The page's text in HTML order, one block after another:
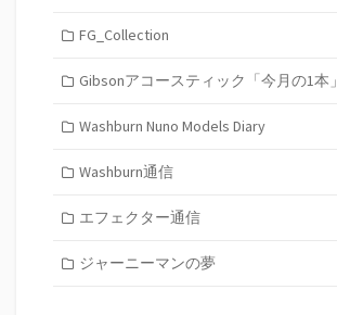
FG_Collection
Gibsonアコースティック「今月の1本」
Washburn Nuno Models Diary
Washburn通信
エフェクター通信
ジャーニーマンの夢